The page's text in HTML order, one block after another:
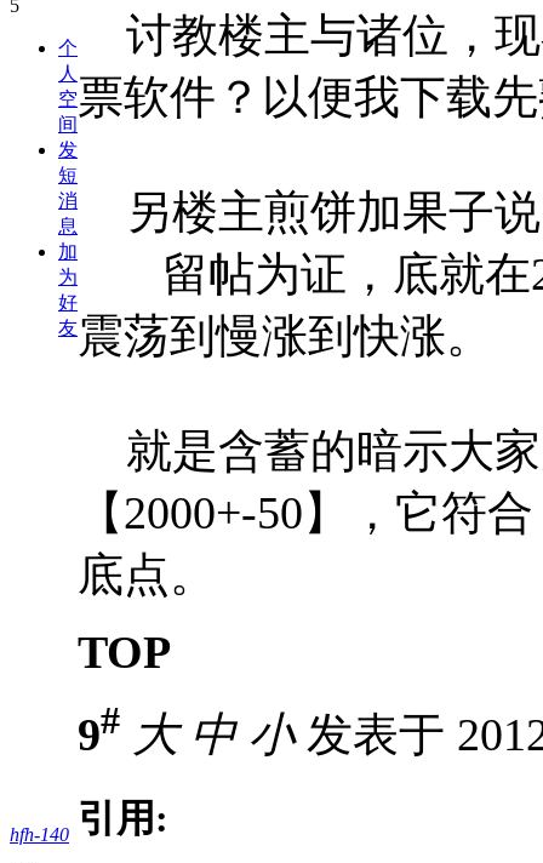
个
人
空
间
发
短
消
息
加
为
好
友
讨教楼主与诸位，
票软件？以便我下载
另楼主煎饼加果子
留帖为证，底就在
震荡到慢涨到快涨。
就是含蓄的暗示大家
【2000+-50】，它符
底点。
TOP
hfh-140
9# 大 中 小发表于
引用: